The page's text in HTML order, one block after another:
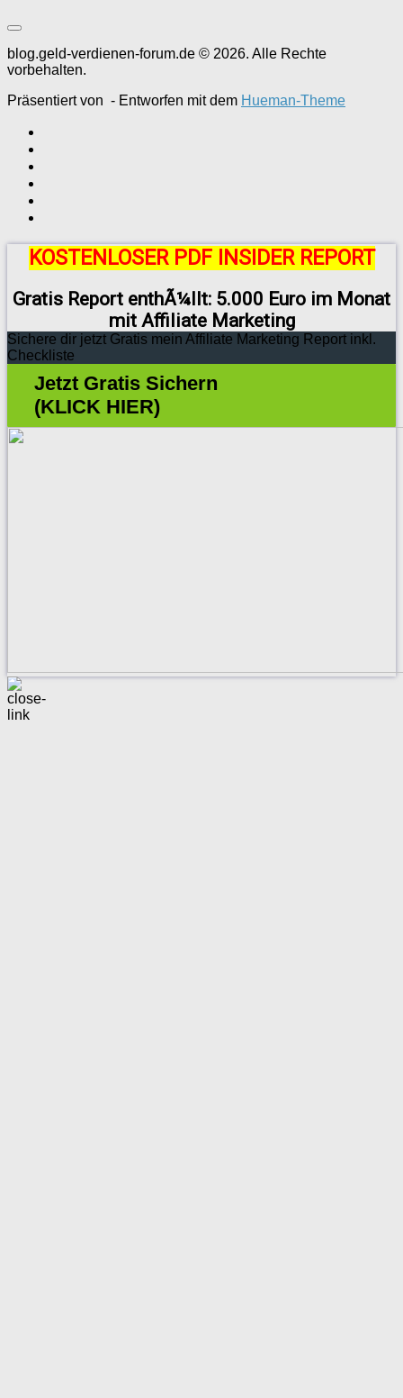
blog.geld-verdienen-forum.de © 2026. Alle Rechte
vorbehalten.
Präsentiert von - Entworfen mit dem Hueman-Theme
KOSTENLOSER PDF INSIDER REPORT
Gratis Report enthÃ¼llt: 5.000 Euro im Monat
mit Affiliate Marketing
Sichere dir jetzt Gratis mein Affiliate Marketing Report inkl.
Checkliste
Jetzt Gratis Sichern
(KLICK HIER)